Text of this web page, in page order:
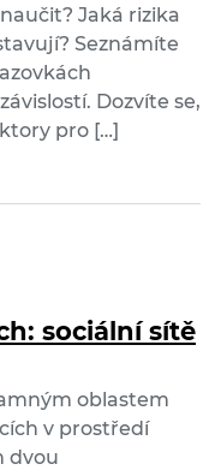
Jaká rizika
Seznámíte
Dozvíte se,
pro […]
sociální sítě
oblastem
v prostředí
dvou